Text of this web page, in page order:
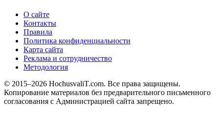
О сайте
Контакты
Правила
Политика конфиденциальности
Карта сайта
Реклама и сотрудничество
Методология
© 2015–2026 HochusvaliT.com. Все права защищены.
Копирование материалов без предварительного письменного
согласования с Администрацией сайта запрещено.